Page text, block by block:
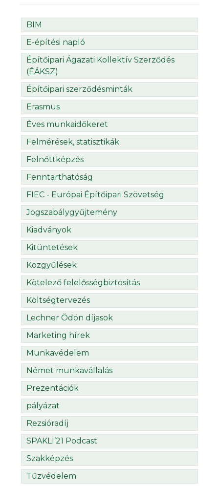
BIM
E-építési napló
Építőipari Ágazati Kollektív Szerződés
(ÉÁKSZ)
Építőipari szerződésminták
Erasmus
Éves munkaidőkeret
Felmérések, statisztikák
Felnőttképzés
Fenntarthatóság
FIEC - Európai Építőipari Szövetség
Jogszabálygyűjtemény
Kiadványok
Kitüntetések
Közgyűlések
Kötelező felelősségbiztosítás
Költségtervezés
Lechner Ödön díjasok
Marketing hírek
Munkavédelem
Német munkavállalás
Prezentációk
pályázat
Rezsióradíj
SPAKLI’21 Podcast
Szakképzés
Tűzvédelem